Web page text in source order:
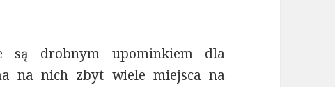
są drobnym upominkiem dla
na nich zbyt wiele miejsca na